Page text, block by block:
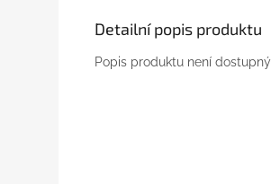
Detailní popis produktu
Popis produktu není dostupný